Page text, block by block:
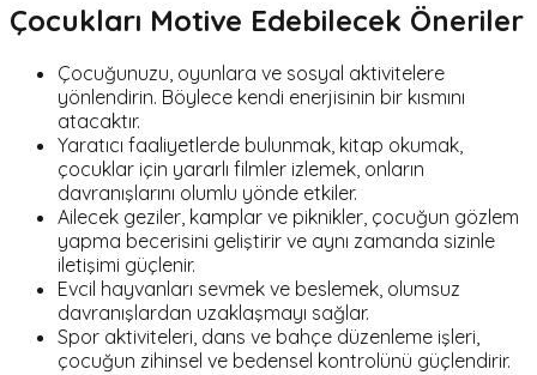
Çocukları Motive Edebilecek Öneriler
Çocuğunuzu, oyunlara ve sosyal aktivitelere
yönlendirin. Böylece kendi enerjisinin bir kısmını
atacaktır.
Yaratıcı faaliyetlerde bulunmak, kitap okumak,
çocuklar için yararlı filmler izlemek, onların
davranışlarını olumlu yönde etkiler.
Ailecek geziler, kamplar ve piknikler, çocuğun gözlem
yapma becerisini geliştirir ve aynı zamanda sizinle
iletişimi güçlenir.
Evcil hayvanları sevmek ve beslemek, olumsuz
davranışlardan uzaklaşmayı sağlar.
Spor aktiviteleri, dans ve bahçe düzenleme işleri,
çocuğun zihinsel ve bedensel kontrolünü güçlendirir.